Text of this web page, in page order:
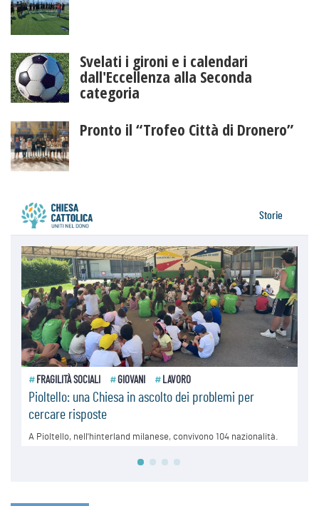
Svelati i gironi e i calendari
dall'Eccellenza alla Seconda
categoria
Pronto il “Trofeo Città di Dronero”